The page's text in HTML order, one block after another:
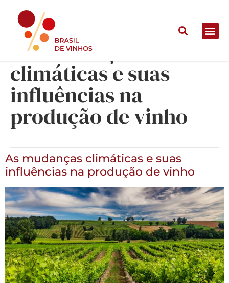
As mudanças
climáticas e suas
influências na
produção de vinho
As mudanças climáticas e suas
influências na produção de vinho